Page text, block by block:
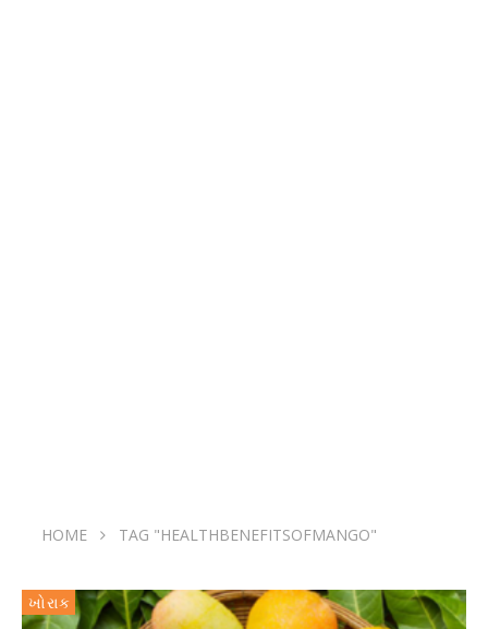
HOME TAG "HEALTHBENEFITSOFMANGO"
ખોરાક